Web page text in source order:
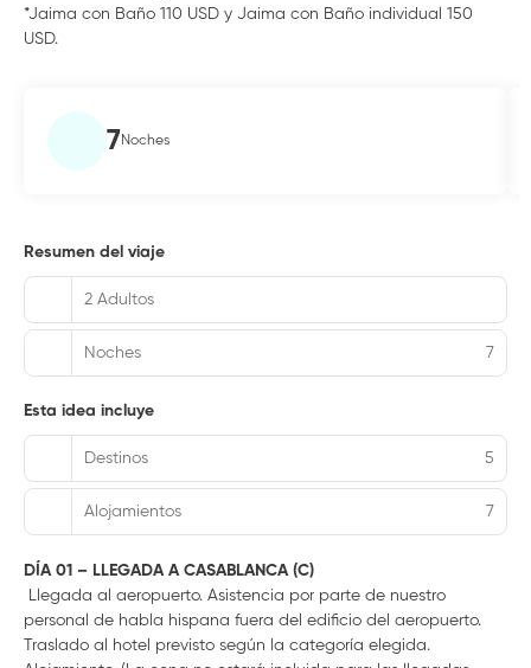
*Jaima con Baño 110 USD y Jaima con Baño individual 150
USD.
7Noches
Resumen del viaje
2 Adultos
Noches 7
Esta idea incluye
Destinos 5
Alojamientos 7
DÍA 01 – LLEGADA A CASABLANCA (C)
Llegada al aeropuerto. Asistencia por parte de nuestro
personal de habla hispana fuera del edificio del aeropuerto.
Traslado al hotel previsto según la categoría elegida.